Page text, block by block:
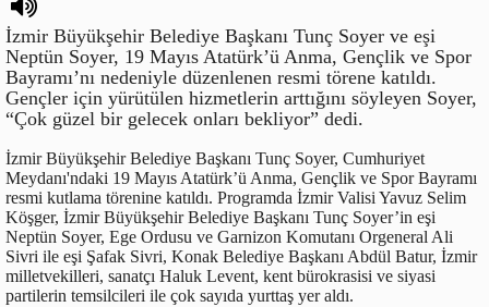
İzmir Büyükşehir Belediye Başkanı Tunç Soyer ve eşi
Neptün Soyer, 19 Mayıs Atatürk’ü Anma, Gençlik ve Spor
Bayramı’nı nedeniyle düzenlenen resmi törene katıldı.
Gençler için yürütülen hizmetlerin arttığını söyleyen Soyer,
“Çok güzel bir gelecek onları bekliyor” dedi.
İzmir Büyükşehir Belediye Başkanı Tunç Soyer, Cumhuriyet
Meydanı'ndaki 19 Mayıs Atatürk’ü Anma, Gençlik ve Spor Bayramı
resmi kutlama törenine katıldı. Programda İzmir Valisi Yavuz Selim
Köşger, İzmir Büyükşehir Belediye Başkanı Tunç Soyer’in eşi
Neptün Soyer, Ege Ordusu ve Garnizon Komutanı Orgeneral Ali
Sivri ile eşi Şafak Sivri, Konak Belediye Başkanı Abdül Batur, İzmir
milletvekilleri, sanatçı Haluk Levent, kent bürokrasisi ve siyasi
partilerin temsilcileri ile çok sayıda yurttaş yer aldı.